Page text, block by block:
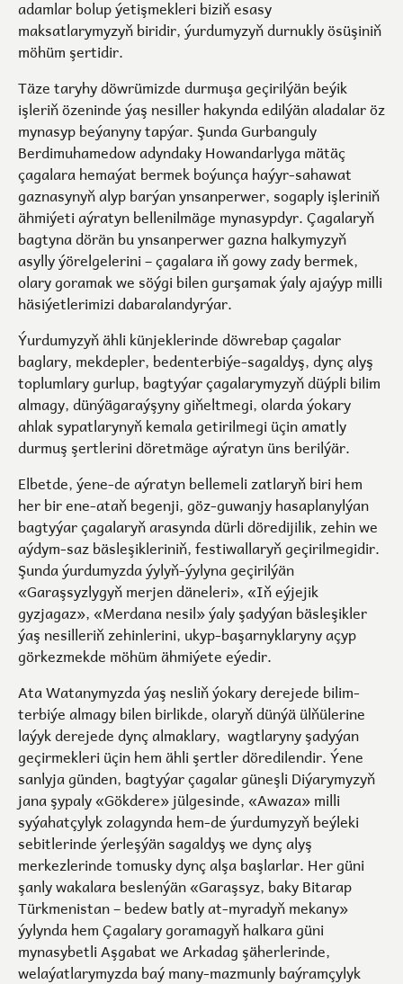
adamlar bolup ýetişmekleri biziň esasy
maksatlarymyzyň biridir, ýurdumyzyň durnukly ösüşiniň
möhüm şertidir.
Täze taryhy döwrümizde durmuşa geçirilýän beýik
işleriň özeninde ýaş nesiller hakynda edilýän aladalar öz
mynasyp beýanyny tapýar. Şunda Gurbanguly
Berdimuhamedow adyndaky Howandarlyga mätäç
çagalara hemaýat bermek boýunça haýyr-sahawat
gaznasynyň alyp barýan ynsanperwer, sogaply işleriniň
ähmiýeti aýratyn bellenilmäge mynasypdyr. Çagalaryň
bagtyna dörän bu ynsanperwer gazna halkymyzyň
asylly ýörelgelerini – çagalara iň gowy zady bermek,
olary goramak we söýgi bilen gurşamak ýaly ajaýyp milli
häsiýetlerimizi dabaralandyrýar.
Ýurdumyzyň ähli künjeklerinde döwrebap çagalar
baglary, mekdepler, bedenterbiýe-sagaldyş, dynç alyş
toplumlary gurlup, bagtyýar çagalarymyzyň düýpli bilim
almagy, dünýägaraýşyny giňeltmegi, olarda ýokary
ahlak sypatlarynyň kemala getirilmegi üçin amatly
durmuş şertlerini döretmäge aýratyn üns berilýär.
Elbetde, ýene-de aýratyn bellemeli zatlaryň biri hem
her bir ene-ataň begenji, göz-guwanjy hasaplanylýan
bagtyýar çagalaryň arasynda dürli döredijilik, zehin we
aýdym-saz bäsleşikleriniň, festiwallaryň geçirilmegidir.
Şunda ýurdumyzda ýylyň-ýylyna geçirilýän
«Garaşsyzlygyň merjen däneleri», «Iň eýjejik
gyzjagaz», «Merdana nesil» ýaly şadyýan bäsleşikler
ýaş nesilleriň zehinlerini, ukyp-başarnyklaryny açyp
görkezmekde möhüm ähmiýete eýedir.
Ata Watanymyzda ýaş nesliň ýokary derejede bilim-
terbiýe almagy bilen birlikde, olaryň dünýä ülňülerine
laýyk derejede dynç almaklary, wagtlaryny şadyýan
geçirmekleri üçin hem ähli şertler döredilendir. Ýene
sanlyja günden, bagtyýar çagalar güneşli Diýarymyzyň
jana şypaly «Gökdere» jülgesinde, «Awaza» milli
syýahatçylyk zolagynda hem-de ýurdumyzyň beýleki
sebitlerinde ýerleşýän sagaldyş we dynç alyş
merkezlerinde tomusky dynç alşa başlarlar. Her güni
şanly wakalara beslenýän «Garaşsyz, baky Bitarap
Türkmenistan – bedew batly at-myradyň mekany»
ýylynda hem Çagalary goramagyň halkara güni
mynasybetli Aşgabat we Arkadag şäherlerinde,
welaýatlarymyzda baý many-mazmunly baýramçylyk